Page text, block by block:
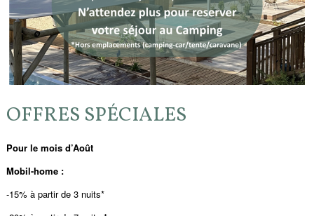
OFFRES SPÉCIALES
Pour le mois d’Août
Mobil-home :
-15% à partir de 3 nuits*